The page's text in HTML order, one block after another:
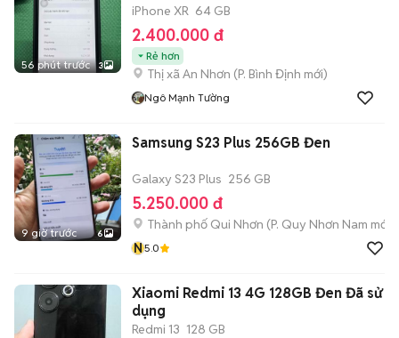
56 phút trước 3
iPhone XR 64 GB
2.400.000 đ
Rẻ hơn
Thị xã An Nhơn (P. Bình Định mới)
Ngô Mạnh Tường
9 giờ trước 6
Samsung S23 Plus 256GB Đen
Galaxy S23 Plus 256 GB
5.250.000 đ
Thành phố Qui Nhơn (P. Quy Nhơn Nam mới)
N5.0
Xiaomi Redmi 13 4G 128GB Đen Đã sử
dụng
Redmi 13 128 GB